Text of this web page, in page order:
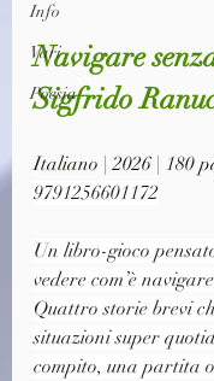
Info
Vari
Poesia
Navigare
Sigfrido
Italiano | 2026 | 180
9791256601172
Un libro-gioco
vedere com’è
Quattro storie brevi
situazioni super
compito, una partita